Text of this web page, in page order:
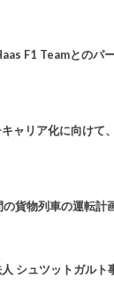
F1 Teamとのパ
キャリア化に向け
貨物列車の運転計
シュツットガルト